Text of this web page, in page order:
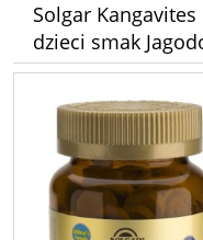
Solgar
dzieci smak